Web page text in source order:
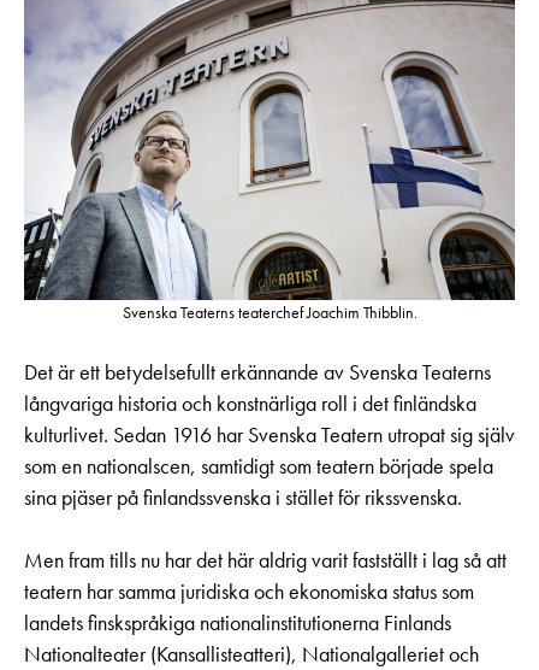
Jobba hos oss
Nyhetsbrev
Svenska Teatern Live
Svenska Teaterns teaterchef Joachim Thibblin.
Det är ett betydelsefullt erkännande av Svenska Teaterns
långvariga historia och konstnärliga roll i det finländska
kulturlivet. Sedan 1916 har Svenska Teatern utropat sig själv
som en nationalscen, samtidigt som teatern började spela
sina pjäser på finlandssvenska i stället för rikssvenska.
Men fram tills nu har det här aldrig varit fastställt i lag så att
teatern har samma juridiska och ekonomiska status som
landets finskspråkiga nationalinstitutionerna Finlands
Nationalteater (Kansallisteatteri), Nationalgalleriet och